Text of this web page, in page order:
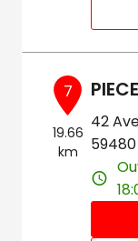
7
19.66
km
42
59480